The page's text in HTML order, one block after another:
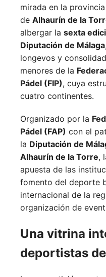
mirada en la
de Alhaurín de la
albergar la sexta
Diputación de Málaga
longevos y
menores de la
Pádel (FIP), cuya
cuatro continentes.
Organizado por la
Pádel (FAP) con el
la Diputación de
Alhaurín de la Torre,
apuesta de las
fomento del deporte
internacional de la
organización de
Una vitrina
deportistas